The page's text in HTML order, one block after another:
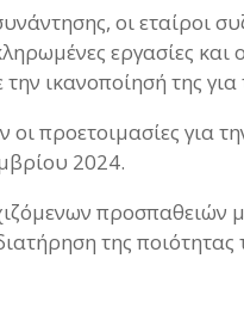
οι εταίροι
εργασίες
ικανοποίησή της
προετοιμασίες για
2024.
προσπαθειών
της ποιότητας